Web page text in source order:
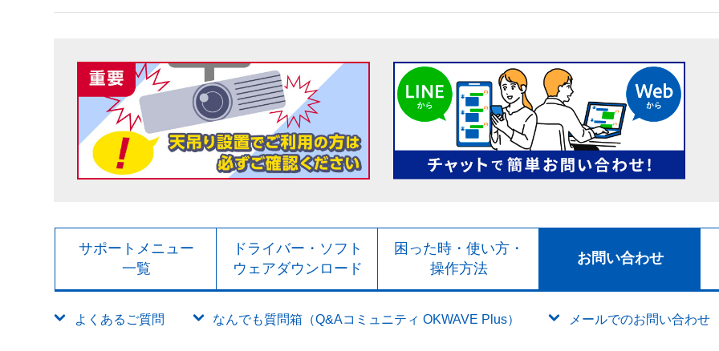
サポートメニュー
一覧
ドライバー・ソフト
ウェアダウンロード
困った時・使い方・
操作方法
お問い合わせ
よくあるご質問 なんでも質問箱（Q&Aコミュニティ OKWAVE Plus） メールでのお問い合わせ